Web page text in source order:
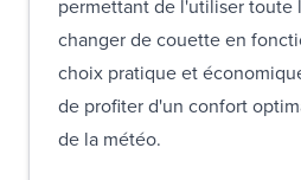
permettant de l'utiliser toute
changer de couette en
choix pratique et
de profiter d'un confort
de la météo.